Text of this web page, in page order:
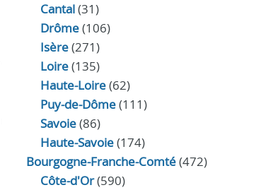
Cantal(31)
Drôme(106)
Isère(271)
Loire(135)
Haute-Loire(62)
Puy-de-Dôme(111)
Savoie(86)
Haute-Savoie(174)
Bourgogne-Franche-Comté(472)
Côte-d'Or(590)